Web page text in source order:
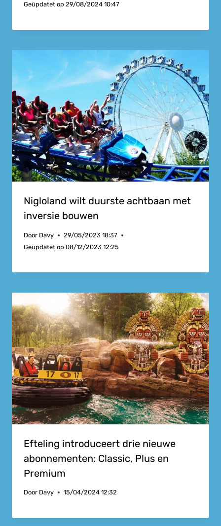
Geüpdatet op 29/08/2024 10:47
Nigloland wilt duurste achtbaan met
inversie bouwen
Door Davy
29/05/2023 18:37
Geüpdatet op 08/12/2023 12:25
Efteling introduceert drie nieuwe
abonnementen: Classic, Plus en
Premium
Door Davy 15/04/2024 12:32